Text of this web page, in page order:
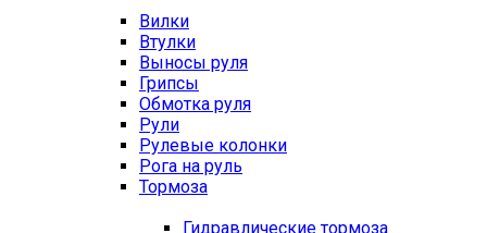
Вилки
Втулки
Выносы руля
Грипсы
Обмотка руля
Рули
Рулевые колонки
Рога на руль
Тормоза
Гидравлические тормоза